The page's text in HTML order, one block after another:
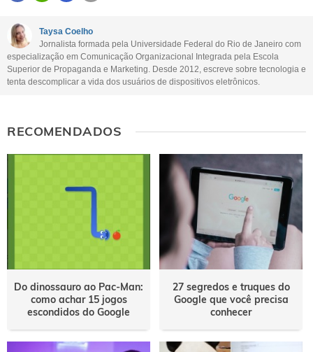
Este conteúdo não tem a informação que procuro
Outro
Taysa Coelho
Jornalista formada pela Universidade Federal do Rio de Janeiro com
especialização em Comunicação Organizacional Integrada pela Escola
Superior de Propaganda e Marketing. Desde 2012, escreve sobre tecnologia e
tenta descomplicar a vida dos usuários de dispositivos eletrônicos.
RECOMENDADOS
Do dinossauro ao Pac-Man:
como achar 15 jogos
escondidos do Google
27 segredos e truques do
Google que você precisa
conhecer